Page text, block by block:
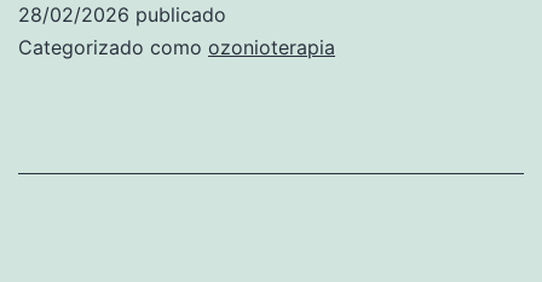
ozonioterapia
28/02/2026 publicado
Categorizado como ozonioterapia